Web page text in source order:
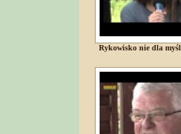
Rykowisko nie dla